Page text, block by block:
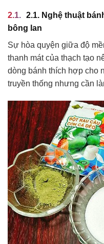
2.1. Nghệ thuật
bông lan
Sự hòa quyện giữa độ
thanh mát của thạch tạo
dòng bánh thích hợp cho
truyền thống nhưng cần